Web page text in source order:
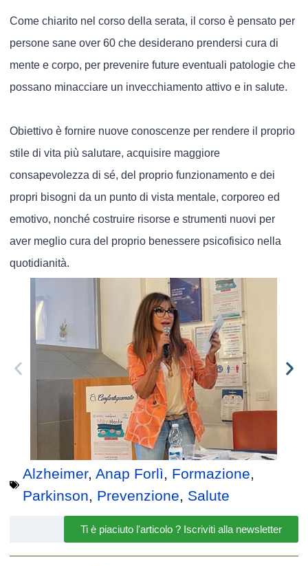
Come chiarito nel corso della serata, il corso è pensato per
persone sane over 60 che desiderano prendersi cura di
mente e corpo, per prevenire future eventuali patologie che
possano minacciare un invecchiamento attivo e in salute.
Obiettivo è fornire nuove conoscenze per rendere il proprio
stile di vita più salutare, acquisire maggiore
consapevolezza di sé, del proprio funzionamento e dei
propri bisogni da un punto di vista mentale, corporeo ed
emotivo, nonché costruire risorse e strumenti nuovi per
aver meglio cura del proprio benessere psicofisico nella
quotidianità.
Alzheimer,Anap Forlì, Formazione,
Parkinson, Prevenzione, Salute
Ti è piaciuto l'articolo ? Iscriviti alla newsletter